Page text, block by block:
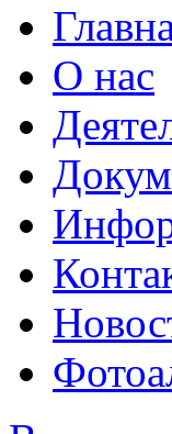
О нас